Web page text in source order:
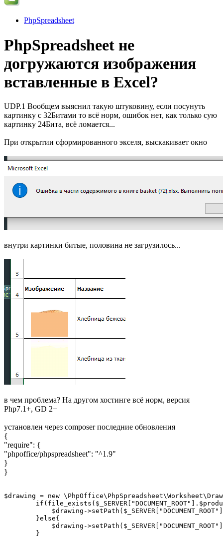
PhpSpreadsheet
PhpSpreadsheet не
догружаются изображения
вставленные в Excel?
UDP.1 Вообщем выяснил такую штуковину, если посунуть
картинку с 32Битами то всё норм, ошибок нет, как только сую
картинку 24Бита, всё ломается...
При открытии сформированного экселя, выскакивает окно
внутри картинки битые, половина не загрузилось...
в чем проблема? На другом хостинге всё норм, версия
Php7.1+, GD 2+
установлен через composer последние обновления
{
"require": {
"phpoffice/phpspreadsheet": "^1.9"
}
}
$drawing = new
$drawing-
        }else{
$drawing-
        }